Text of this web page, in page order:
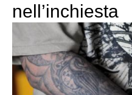
nell’inchiesta